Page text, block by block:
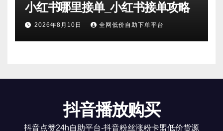
小红书哪里接单_小红书接单攻略
2026年8月10日 全网低价自助下单平台
抖音播放购买
抖音点赞24h自助平台-抖音粉丝涨粉卡盟低价货源